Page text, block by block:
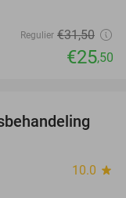
Regulier €31,50
€25,50
74%
10.0 star